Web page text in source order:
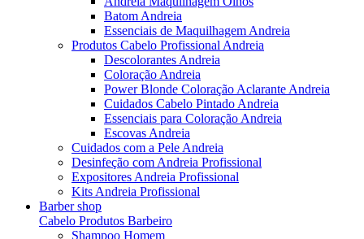
Batom Andreia
Essenciais de Maquilhagem Andreia
Produtos Cabelo Profissional Andreia
Descolorantes Andreia
Coloração Andreia
Power Blonde Coloração Aclarante Andreia
Cuidados Cabelo Pintado Andreia
Essenciais para Coloração Andreia
Escovas Andreia
Cuidados com a Pele Andreia
Desinfeção com Andreia Profissional
Expositores Andreia Profissional
Kits Andreia Profissional
Barber shop
Cabelo Produtos Barbeiro
Shampoo Homem